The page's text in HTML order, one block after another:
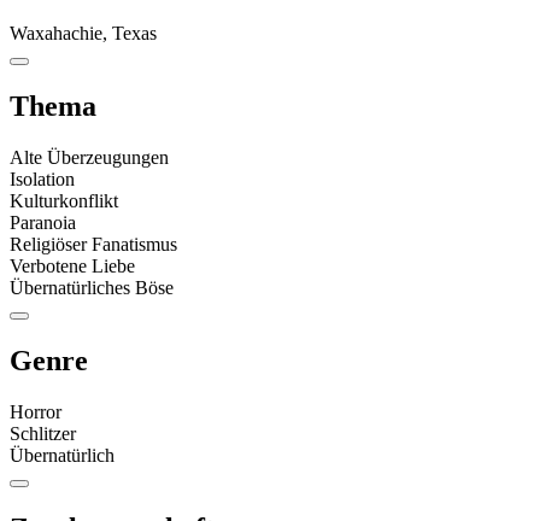
Waxahachie, Texas
Thema
Alte Überzeugungen
Isolation
Kulturkonflikt
Paranoia
Religiöser Fanatismus
Verbotene Liebe
Übernatürliches Böse
Genre
Horror
Schlitzer
Übernatürlich